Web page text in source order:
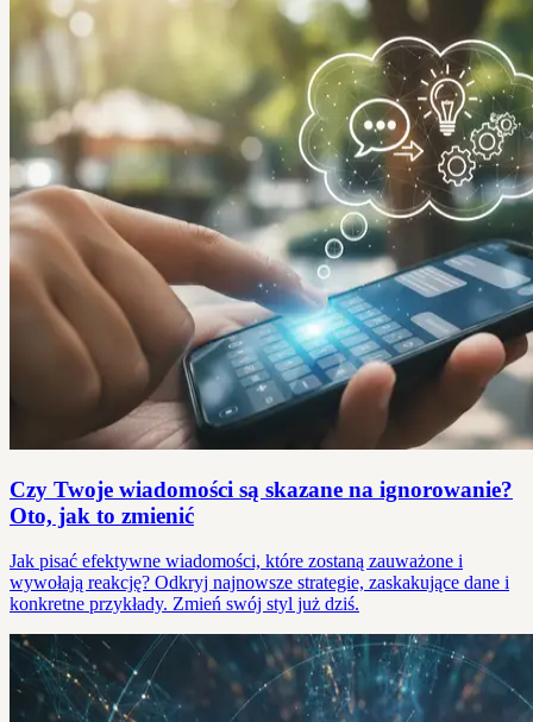
Czy Twoje wiadomości są skazane na ignorowanie?
Oto, jak to zmienić
Jak pisać efektywne wiadomości, które zostaną zauważone i
wywołają reakcję? Odkryj najnowsze strategie, zaskakujące dane i
konkretne przykłady. Zmień swój styl już dziś.